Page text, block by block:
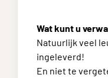
Wat kunt u
Natuurlijk veel
ingeleverd!
En niet te